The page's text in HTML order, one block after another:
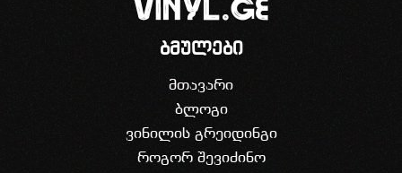
ბმულები
მთავარი
ბლოგი
ვინილის გრეიდინგი
როგორ შევიძინო